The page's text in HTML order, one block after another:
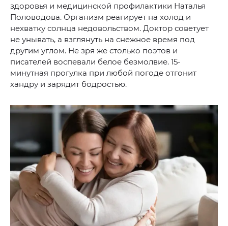
здоровья и медицинской профилактики Наталья
Половодова. Организм реагирует на холод и
нехватку солнца недовольством. Доктор советует
не унывать, а взглянуть на снежное время под
другим углом. Не зря же столько поэтов и
писателей воспевали белое безмолвие. 15-
минутная прогулка при любой погоде отгонит
хандру и зарядит бодростью.